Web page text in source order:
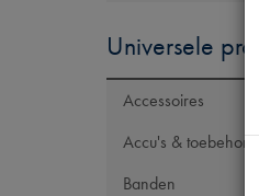
Universele
Accessoires
Accu's &
Banden